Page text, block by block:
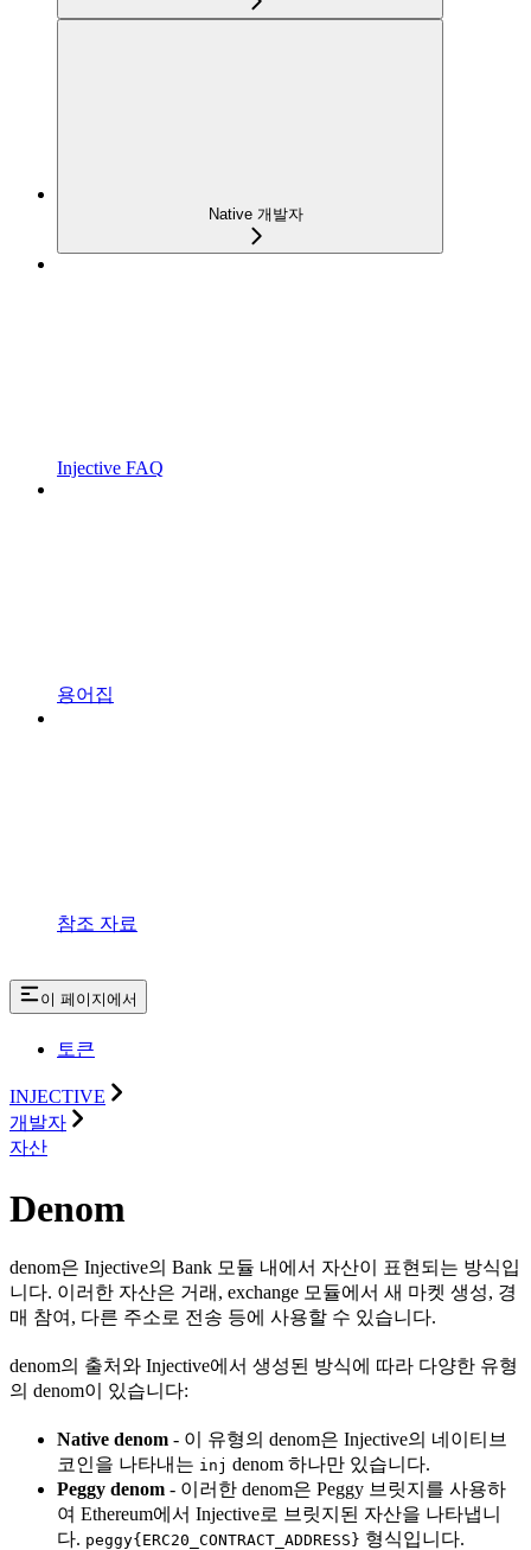
Native 개발자
Injective FAQ
용어집
참조 자료
이 페이지에서
토큰
INJECTIVE
개발자
자산
Denom
denom은 Injective의 Bank 모듈 내에서 자산이 표현되는 방식입
니다. 이러한 자산은 거래, exchange 모듈에서 새 마켓 생성, 경
매 참여, 다른 주소로 전송 등에 사용할 수 있습니다.
denom의 출처와 Injective에서 생성된 방식에 따라 다양한 유형
의 denom이 있습니다:
Native denom - 이 유형의 denom은 Injective의 네이티브
코인을 나타내는 inj denom 하나만 있습니다.
Peggy denom - 이러한 denom은 Peggy 브릿지를 사용하
여 Ethereum에서 Injective로 브릿지된 자산을 나타냅니
다. peggy{ERC20_CONTRACT_ADDRESS} 형식입니다.